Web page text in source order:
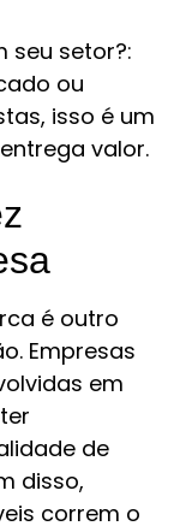
seu setor?:
ou
isso é um
valor.
é outro
Empresas
em
de
disso,
correm o